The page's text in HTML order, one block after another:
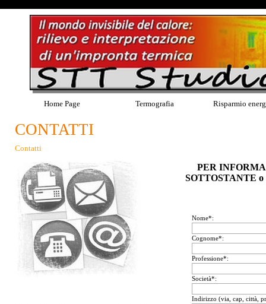
Home Page Termografia Risparmio
CONTATTI
Contatti
PER
SOTTOSTANTE
Nome*:
Cognome*:
Professione*:
Società*:
Indirizzo (via, cap, città,